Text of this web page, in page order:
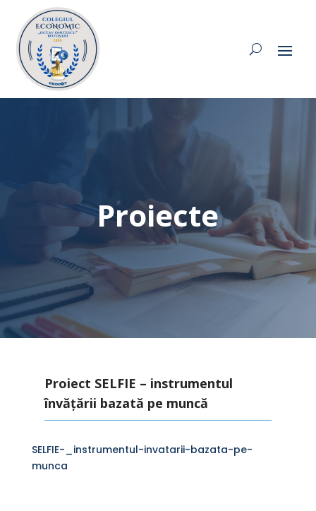
Proiecte
Proiect SELFIE – instrumentul
învățării bazată pe muncă
SELFIE-_instrumentul-invatarii-bazata-pe-
munca